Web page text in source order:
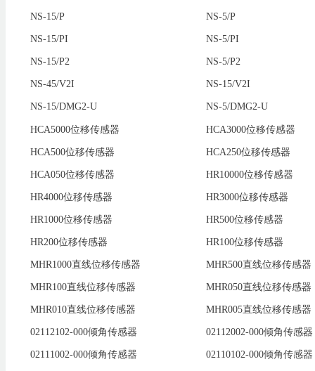
NS-15/P NS-5/P
NS-15/PI NS-5/PI
NS-15/P2 NS-5/P2
NS-45/V2I NS-15/V2I
NS-15/DMG2-U NS-5/DMG2-U
HCA5000位移传感器 HCA3000位移传感器
HCA500位移传感器 HCA250位移传感器
HCA050位移传感器 HR10000位移传感器
HR4000位移传感器 HR3000位移传感器
HR1000位移传感器 HR500位移传感器
HR200位移传感器 HR100位移传感器
MHR1000直线位移传感器 MHR500直线位移传感器
MHR100直线位移传感器 MHR050直线位移传感器
MHR010直线位移传感器 MHR005直线位移传感器
02112102-000倾角传感器 02112002-000倾角传感器
02111002-000倾角传感器 02110102-000倾角传感器